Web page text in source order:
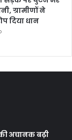
ग्रामीणों ने
दिया धान
अचानक बढ़ी